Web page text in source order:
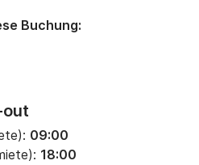
out
09:00
18:00
Buchung: